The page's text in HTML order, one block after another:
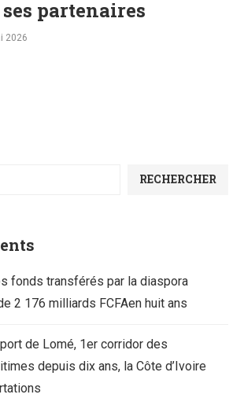
ses partenaires
2026
RECHERCHER
fonds transférés par la diaspora
2 176 milliards FCFAen huit ans
de Lomé, 1er corridor des
depuis dix ans, la Côte d’Ivoire